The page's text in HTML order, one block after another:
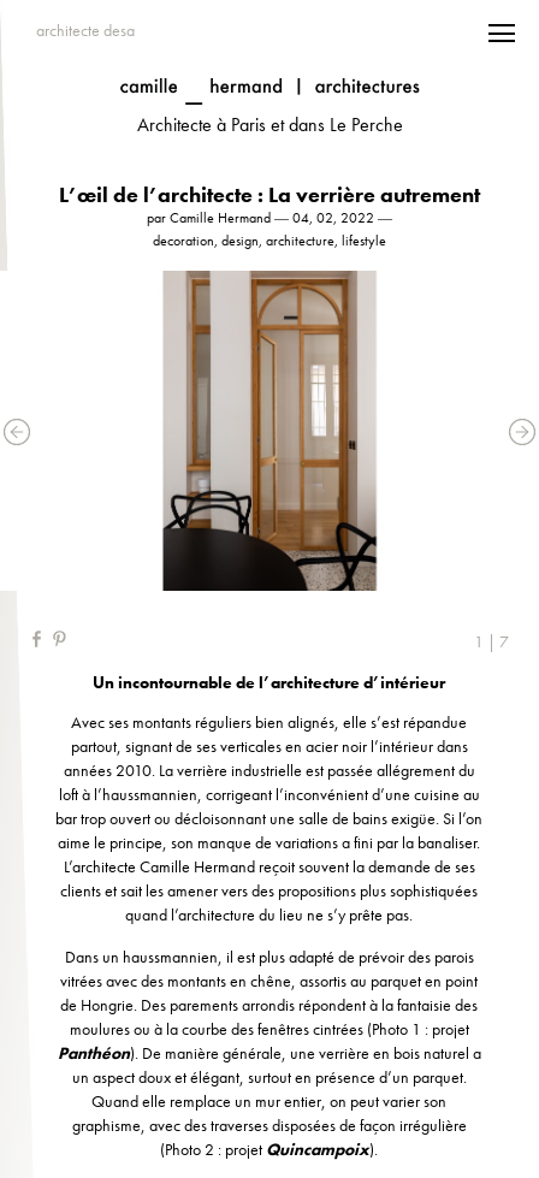
architecte desa
Architecte à Paris et dans Le Perche
L’œil de l’architecte : La verrière autrement
par Camille Hermand ― 04, 02, 2022 ―
decoration, design, architecture, lifestyle
1 | 7
Un incontournable de l’architecture d’intérieur
Avec ses montants réguliers bien alignés, elle s’est répandue
partout, signant de ses verticales en acier noir l’intérieur dans
années 2010. La verrière industrielle est passée allégrement du
loft à l’haussmannien, corrigeant l’inconvénient d’une cuisine au
bar trop ouvert ou décloisonnant une salle de bains exigüe. Si l’on
aime le principe, son manque de variations a fini par la banaliser.
L’architecte Camille Hermand reçoit souvent la demande de ses
clients et sait les amener vers des propositions plus sophistiquées
quand l’architecture du lieu ne s’y prête pas.
Dans un haussmannien, il est plus adapté de prévoir des parois
vitrées avec des montants en chêne, assortis au parquet en point
de Hongrie. Des parements arrondis répondent à la fantaisie des
moulures ou à la courbe des fenêtres cintrées (Photo 1 : projet
Panthéon). De manière générale, une verrière en bois naturel a
un aspect doux et élégant, surtout en présence d’un parquet.
Quand elle remplace un mur entier, on peut varier son
graphisme, avec des traverses disposées de façon irrégulière
(Photo 2 : projet Quincampoix).